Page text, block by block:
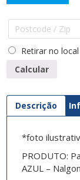
Retirar no local
Calcular
Descrição
*foto
PRODUTO:
AZUL – Nalgon